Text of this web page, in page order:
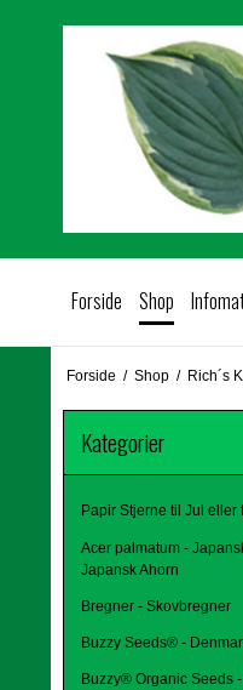
Forside Shop
Forside / Shop / Rich´s
Kategorier
Papir Stjerne til Jul eller
Acer palmatum -
Japansk Ahorn
Bregner - Skovbregner
Buzzy Seeds® -
Buzzy® Organic Seeds